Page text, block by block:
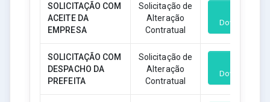
SOLICITAÇÃO COM
ACEITE DA
EMPRESA
Solicitação de
Alteração
Contratual
Download
SOLICITAÇÃO COM
DESPACHO DA
PREFEITA
Solicitação de
Alteração
Contratual
Download